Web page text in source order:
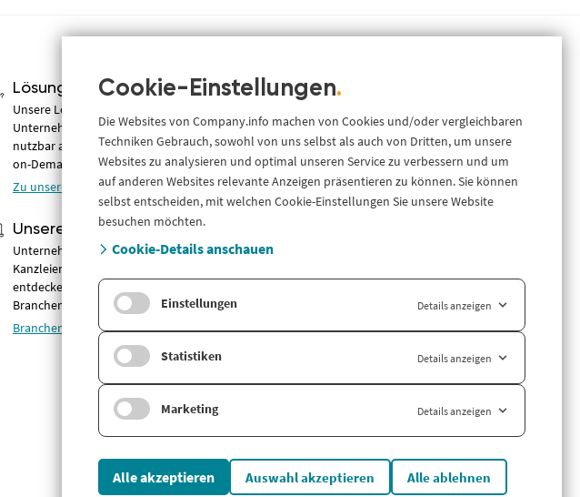
Lösungen
Unsere Lösungen für Compliance &
Unternehmensinformationen – flexibel
nutzbar als Online-Portal, API oder Data-
on-Demand.
Zu unseren Lösungen
Unsere Branchen
Unternehmensdaten & Compliance für
Kanzleien, Banken, Fintechs und mehr –
entdecken Sie unsere
Branchenlösungen.
Branchen im Überblick
Ressourcen
Über uns
Blog
LinkedIn
LinkedIn Newsletter
Support
Company.info Nederland
Cookie-Einstellungen.
Die Websites von Company.info machen von Cookies und/oder vergleichbaren
Techniken Gebrauch, sowohl von uns selbst als auch von Dritten, um unsere
Websites zu analysieren und optimal unseren Service zu verbessern und um
auf anderen Websites relevante Anzeigen präsentieren zu können. Sie können
selbst entscheiden, mit welchen Cookie-Einstellungen Sie unsere Website
besuchen möchten.
Cookie-Details anschauen
Einstellungen Details anzeigen
Statistiken Details anzeigen
Marketing Details anzeigen
Alle akzeptieren Auswahl akzeptieren Alle ablehnen